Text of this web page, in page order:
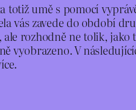
totiž umě s pomocí
zavede do období
rozhodně ne tolik,
vyobrazeno. V